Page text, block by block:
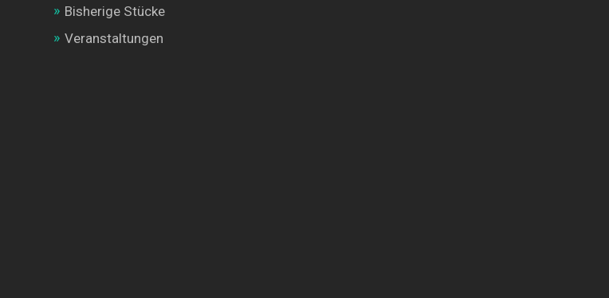
Bisherige Stücke
Veranstaltungen